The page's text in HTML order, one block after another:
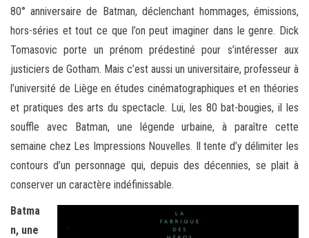
80° anniversaire de Batman, déclenchant hommages, émissions,
hors-séries et tout ce que l’on peut imaginer dans le genre. Dick
Tomasovic porte un prénom prédestiné pour s’intéresser aux
justiciers de Gotham. Mais c’est aussi un universitaire, professeur à
l’université de Liège en études cinématographiques et en théories
et pratiques des arts du spectacle. Lui, les 80 bat-bougies, il les
souffle avec Batman, une légende urbaine, à paraître cette
semaine chez Les Impressions Nouvelles. Il tente d’y délimiter les
contours d’un personnage qui, depuis des décennies, se plait à
conserver un caractère indéfinissable.
Batma
n, une